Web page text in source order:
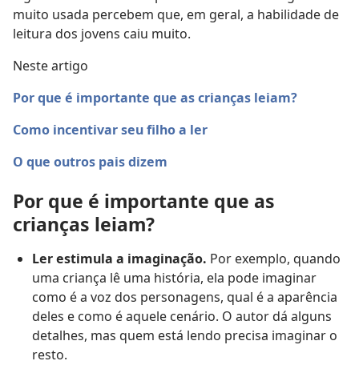
muito usada percebem que, em geral, a habilidade de
leitura dos jovens caiu muito.
Neste artigo
Por que é importante que as crianças leiam?
Como incentivar seu filho a ler
O que outros pais dizem
Por que é importante que as
crianças leiam?
Ler estimula a imaginação. Por exemplo, quando
uma criança lê uma história, ela pode imaginar
como é a voz dos personagens, qual é a aparência
deles e como é aquele cenário. O autor dá alguns
detalhes, mas quem está lendo precisa imaginar o
resto.